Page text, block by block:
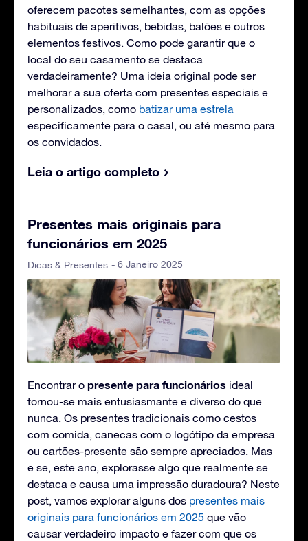
oferecem pacotes semelhantes, com as opções
habituais de aperitivos, bebidas, balões e outros
elementos festivos. Como pode garantir que o
local do seu casamento se destaca
verdadeiramente? Uma ideia original pode ser
melhorar a sua oferta com presentes especiais e
personalizados, como batizar uma estrela
especificamente para o casal, ou até mesmo para
os convidados.
Leia o artigo completo
Presentes mais originais para
funcionários em 2025
Dicas & Presentes - 6 Janeiro 2025
Encontrar o presente para funcionários ideal
tornou-se mais entusiasmante e diverso do que
nunca. Os presentes tradicionais como cestos
com comida, canecas com o logótipo da empresa
ou cartões-presente são sempre apreciados. Mas
e se, este ano, explorasse algo que realmente se
destaca e causa uma impressão duradoura? Neste
post, vamos explorar alguns dos presentes mais
originais para funcionários em 2025 que vão
causar verdadeiro impacto e fazer com que os